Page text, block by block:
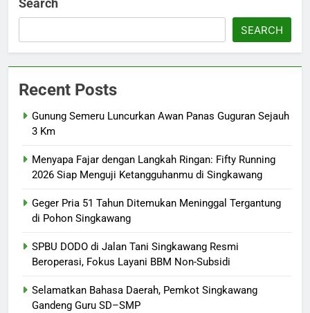
Search
SEARCH
Recent Posts
Gunung Semeru Luncurkan Awan Panas Guguran Sejauh
3 Km
Menyapa Fajar dengan Langkah Ringan: Fifty Running
2026 Siap Menguji Ketangguhanmu di Singkawang
Geger Pria 51 Tahun Ditemukan Meninggal Tergantung
di Pohon Singkawang
SPBU DODO di Jalan Tani Singkawang Resmi
Beroperasi, Fokus Layani BBM Non-Subsidi
Selamatkan Bahasa Daerah, Pemkot Singkawang
Gandeng Guru SD–SMP